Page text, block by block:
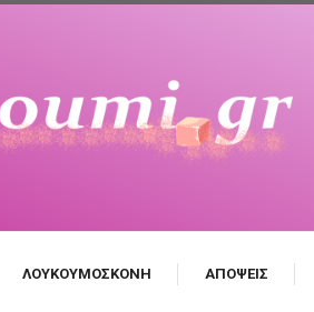
ΛΟΥΚΟΥΜΌΣΚΟΝΗ ΑΠΌΨΕΙΣ